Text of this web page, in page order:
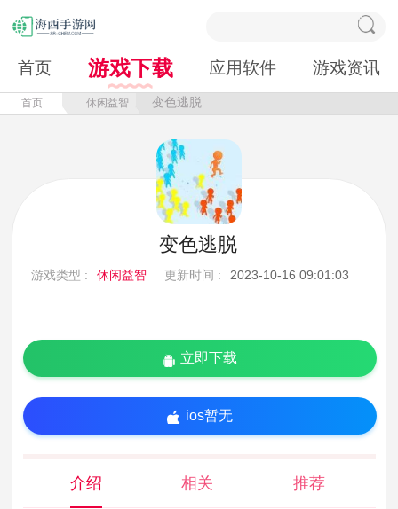
首页 游戏下载 应用软件 游戏资讯
首页 休闲益智 变色逃脱
变色逃脱
游戏类型 : 休闲益智 更新时间 : 2023-10-16 09:01:03
立即下载
ios暂无
介绍 相关 推荐